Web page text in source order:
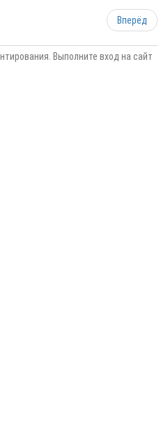
Вперёд
Выполните вход на сайт